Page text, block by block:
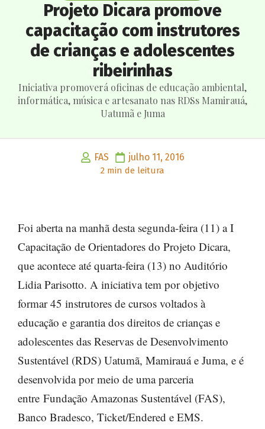
Projeto Dicara promove
capacitação com instrutores
de crianças e adolescentes
ribeirinhas
Iniciativa promoverá oficinas de educação ambiental,
informática, música e artesanato nas RDSs Mamirauá,
Uatumã e Juma
FAS julho 11, 2016
2 min de leitura
Foi aberta na manhã desta segunda-feira (11) a I
Capacitação de Orientadores do Projeto Dicara,
que acontece até quarta-feira (13) no Auditório
Lidia Parisotto. A iniciativa tem por objetivo
formar 45 instrutores de cursos voltados à
educação e garantia dos direitos de crianças e
adolescentes das Reservas de Desenvolvimento
Sustentável (RDS) Uatumã, Mamirauá e Juma, e é
desenvolvida por meio de uma parceria
entre Fundação Amazonas Sustentável (FAS),
Banco Bradesco, Ticket/Endered e EMS.